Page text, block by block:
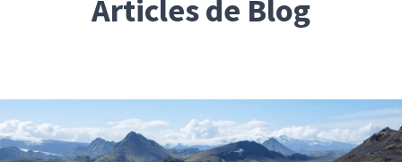
Articles de Blog